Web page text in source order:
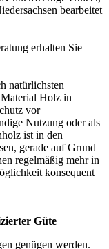
bearbeitet
erhalten Sie
natürlichsten
Material Holz in
vor
Nutzung oder als
ist in den
gerade auf Grund
regelmäßig mehr in
konsequent
Güte
genügen werden.